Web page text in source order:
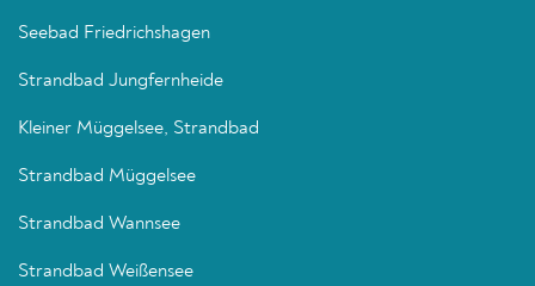
Seebad Friedrichshagen
Strandbad Jungfernheide
Kleiner Müggelsee, Strandbad
Strandbad Müggelsee
Strandbad Wannsee
Strandbad Weißensee